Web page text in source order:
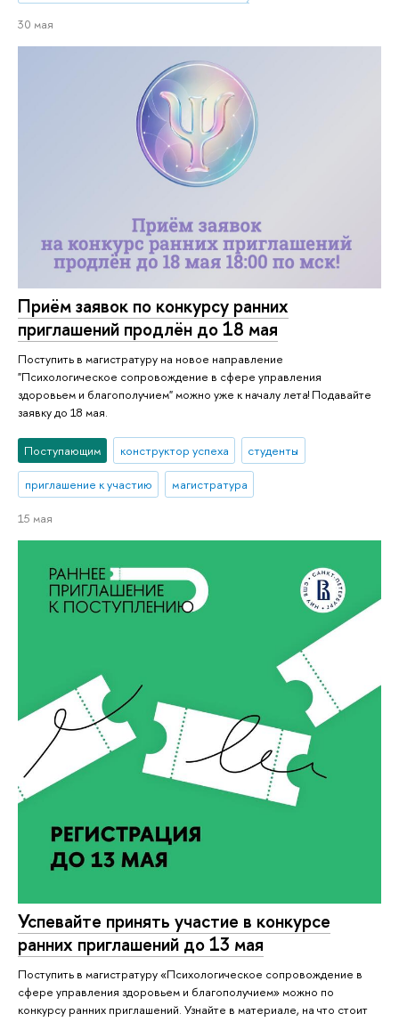
30 мая
Приём заявок по конкурсу ранних
приглашений продлён до 18 мая
Поступить в магистратуру на новое направление
"Психологическое сопровождение в сфере управления
здоровьем и благополучием" можно уже к началу лета! Подавайте
заявку до 18 мая.
Поступающим конструктор успеха студенты
приглашение к участию магистратура
15 мая
Успевайте принять участие в конкурсе
ранних приглашений до 13 мая
Поступить в магистратуру «Психологическое сопровождение в
сфере управления здоровьем и благополучием» можно по
конкурсу ранних приглашений. Узнайте в материале, на что стоит